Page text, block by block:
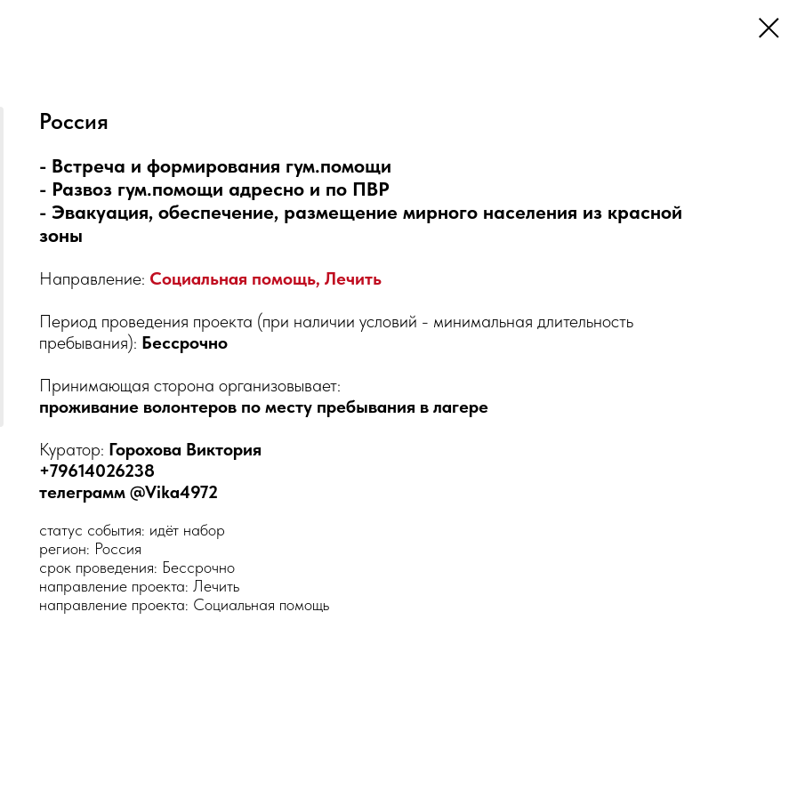
Россия
- Встреча и формирования гум.помощи
- Развоз гум.помощи адресно и по ПВР
- Эвакуация, обеспечение, размещение мирного населения из красной
зоны
Направление: Социальная помощь, Лечить
Период проведения проекта (при наличии условий - минимальная длительность
пребывания): Бессрочно
Принимающая сторона организовывает:
проживание волонтеров по месту пребывания в лагере
Куратор: Горохова Виктория
+79614026238
телеграмм @Vika4972
статус события: идёт набор
регион: Россия
срок проведения: Бессрочно
направление проекта: Лечить
направление проекта: Социальная помощь